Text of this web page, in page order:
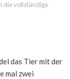
die vollständige
das Tier mit der
mal zwei